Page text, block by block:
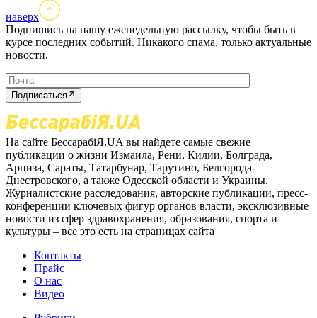
наверх
Подпишись на нашу еженедельную рассылку, чтобы быть в
курсе последних событий. Никакого спама, только актуальные
новости.
Подписаться
На сайте БессарабіЯ.UA вы найдете самые свежие
публикации о жизни Измаила, Рени, Килии, Болграда,
Арциза, Сараты, Татарбунар, Тарутино, Белгорода-
Днестровского, а также Одесской области и Украины.
Журналистские расследования, авторские публикации, пресс-
конференции ключевых фигур органов власти, эксклюзивные
новости из сфер здравохранения, образования, спорта и
культуры – все это есть на страницах сайта
Контакты
Прайс
О нас
Видео